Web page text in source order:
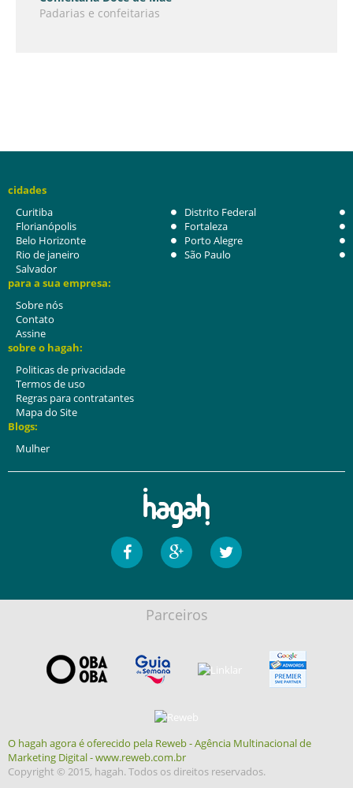
Padarias e confeitarias
cidades
Curitiba
Distrito Federal
Florianópolis
Fortaleza
Belo Horizonte
Porto Alegre
Rio de janeiro
São Paulo
Salvador
para a sua empresa:
Sobre nós
Contato
Assine
sobre o hagah:
Politicas de privacidade
Termos de uso
Regras para contratantes
Mapa do Site
Blogs:
Mulher
Parceiros
O hagah agora é oferecido pela Reweb - Agência Multinacional de
Marketing Digital - www.reweb.com.br
Copyright © 2015, hagah. Todos os direitos reservados.